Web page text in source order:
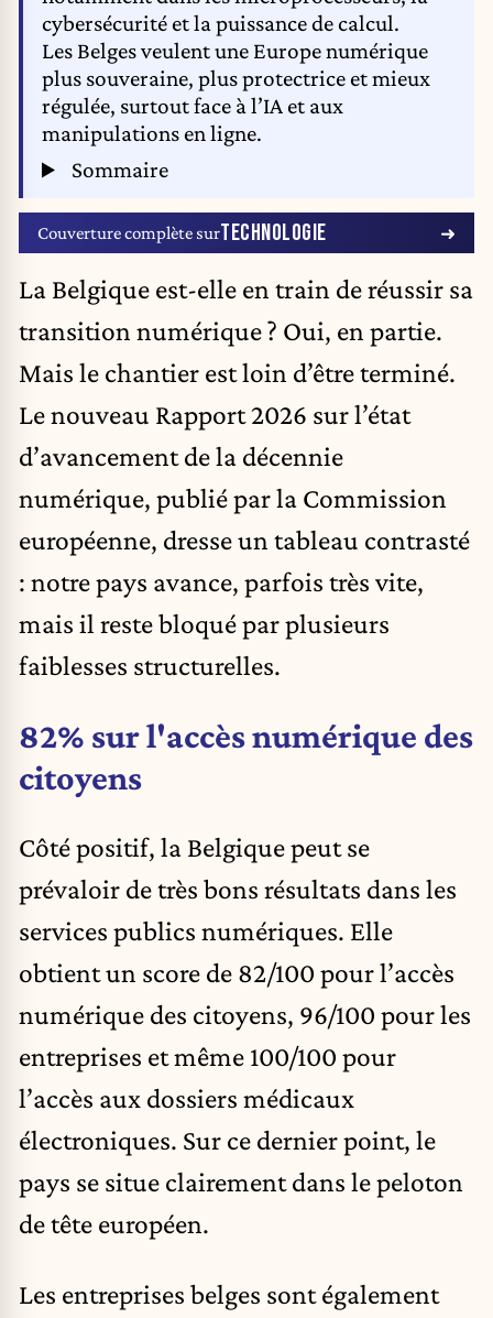
cybersécurité et la puissance de calcul.
Les Belges veulent une Europe numérique
plus souveraine, plus protectrice et mieux
régulée, surtout face à l’IA et aux
manipulations en ligne.
Sommaire
Couverture complète surTECHNOLOGIE
La Belgique est-elle en train de réussir sa
transition numérique ? Oui, en partie.
Mais le chantier est loin d’être terminé.
Le nouveau Rapport 2026 sur l’état
d’avancement de la décennie
numérique, publié par la Commission
européenne, dresse un tableau contrasté
: notre pays avance, parfois très vite,
mais il reste bloqué par plusieurs
faiblesses structurelles.
82% sur l'accès numérique des
citoyens
Côté positif, la Belgique peut se
prévaloir de très bons résultats dans les
services publics numériques. Elle
obtient un score de 82/100 pour l’accès
numérique des citoyens, 96/100 pour les
entreprises et même 100/100 pour
l’accès aux dossiers médicaux
électroniques. Sur ce dernier point, le
pays se situe clairement dans le peloton
de tête européen.
Les entreprises belges sont également